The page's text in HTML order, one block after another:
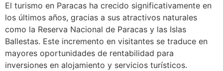
El turismo en Paracas ha crecido significativamente en
los últimos años, gracias a sus atractivos naturales
como la Reserva Nacional de Paracas y las Islas
Ballestas. Este incremento en visitantes se traduce en
mayores oportunidades de rentabilidad para
inversiones en alojamiento y servicios turísticos.